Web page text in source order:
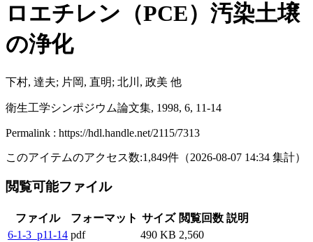
ロエチレン（PCE）汚染土壌
の浄化
下村, 達夫; 片岡, 直明; 北川, 政美 他
衛生工学シンポジウム論文集, 1998, 6, 11-14
Permalink : https://hdl.handle.net/2115/7313
このアイテムのアクセス数:1,849件 （2026-08-07 14:34 集計）
閲覧可能ファイル
ファイル フォーマット サイズ 閲覧回数 説明
6-1-3_p11-14 pdf 490 KB 2,560